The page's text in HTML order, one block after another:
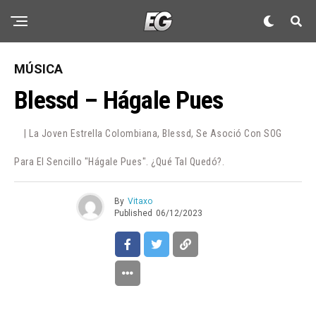
MÚSICA
Blessd – Hágale Pues
| La Joven Estrella Colombiana, Blessd, Se Asoció Con SOG
Para El Sencillo "Hágale Pues". ¿Qué Tal Quedó?.
By Vitaxo
Published 06/12/2023